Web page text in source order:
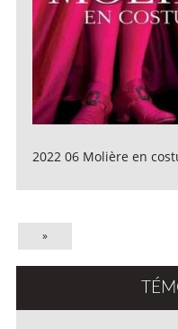
2022 06 Molière en
»